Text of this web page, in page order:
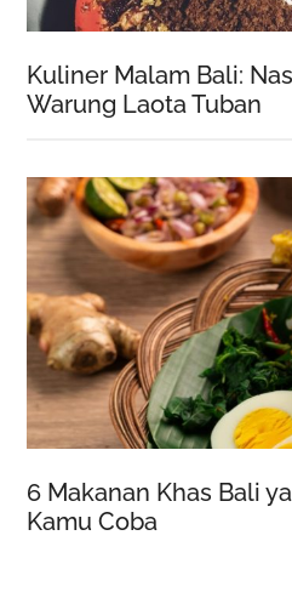
Kuliner Malam Bali:
Warung Laota Tuban
6 Makanan Khas Bali
Kamu Coba